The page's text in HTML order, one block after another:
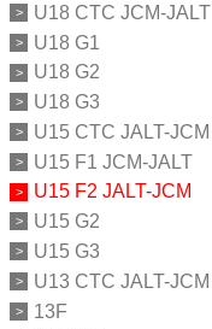
U18 CTC JCM-JALT
U18 G1
U18 G2
U18 G3
U15 CTC JALT-JCM
U15 F1 JCM-JALT
U15 F2 JALT-JCM
U15 G2
U15 G3
U13 CTC JALT-JCM
13F